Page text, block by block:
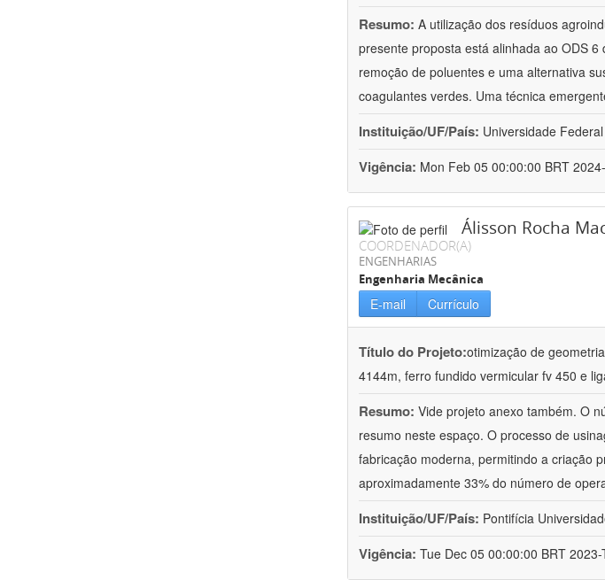
Resumo: A utilização dos resíduos
presente proposta está alinhada ao ODS
remoção de poluentes e uma alternativa
coagulantes verdes. Uma técnica
Instituição/UF/País: Universidade
Vigência: Mon Feb 05 00:00:00 BRT
Álisson Rocha
COORDENADOR(A)
ENGENHARIAS
Engenharia Mecânica
E-mail Currículo
Título do Projeto:otimização de
4144m, ferro fundido vermicular fv 450 e
Resumo: Vide projeto anexo também. O
resumo neste espaço. O processo de
fabricação moderna, permitindo a criação
aproximadamente 33% do número de
Instituição/UF/País: Pontifícia
Vigência: Tue Dec 05 00:00:00 BRT